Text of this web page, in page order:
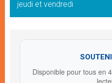
jeudi et vendredi
Disponible pour tous en